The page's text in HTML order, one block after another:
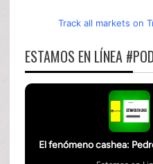
Track all markets on
ESTAMOS EN LÍNEA